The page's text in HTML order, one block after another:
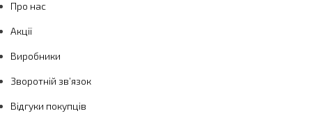
Про нас
Акції
Виробники
Зворотній зв’язок
Відгуки покупців